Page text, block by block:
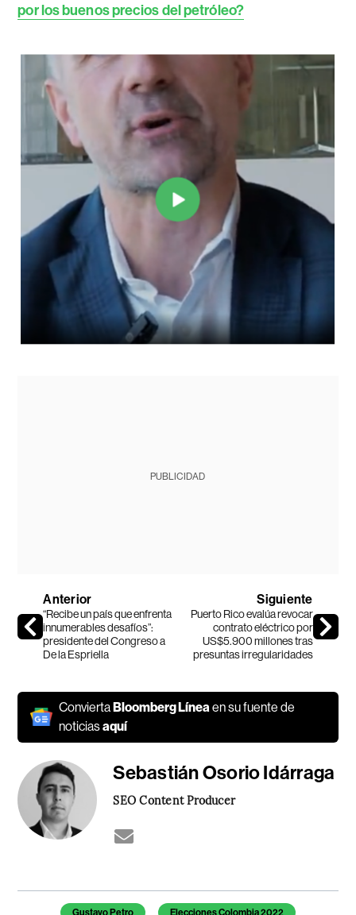
por los buenos precios del petróleo?
PUBLICIDAD
Anterior
“Recibe un país que enfrenta
innumerables desafíos”:
presidente del Congreso a
De la Espriella
Siguiente
Puerto Rico evalúa revocar
contrato eléctrico por
US$5.900 millones tras
presuntas irregularidades
ConviertaBloomberg Línea en su fuente de
noticiasaquí
Sebastián Osorio Idárraga
SEO Content Producer
Temas de este artículo
Gustavo Petro Elecciones Colombia 2022